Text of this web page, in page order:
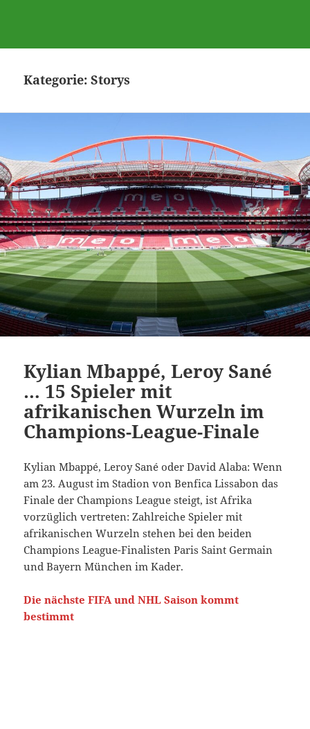
Kategorie:Storys
Kylian Mbappé, Leroy Sané
… 15 Spieler mit
afrikanischen Wurzeln im
Champions-League-Finale
Kylian Mbappé, Leroy Sané oder David Alaba: Wenn
am 23. August im Stadion von Benfica Lissabon das
Finale der Champions League steigt, ist Afrika
vorzüglich vertreten: Zahlreiche Spieler mit
afrikanischen Wurzeln stehen bei den beiden
Champions League-Finalisten Paris Saint Germain
und Bayern München im Kader.
Die nächste FIFA und NHL Saison kommt
bestimmt